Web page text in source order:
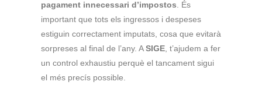
pagament innecessari d’impostos. És
important que tots els ingressos i despeses
estiguin correctament imputats, cosa que evitarà
sorpreses al final de l’any. ASIGE, t’ajudem a fer
un control exhaustiu perquè el tancament sigui
el més precís possible.